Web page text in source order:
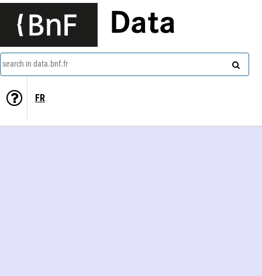
Data
search in data.bnf.fr
FR